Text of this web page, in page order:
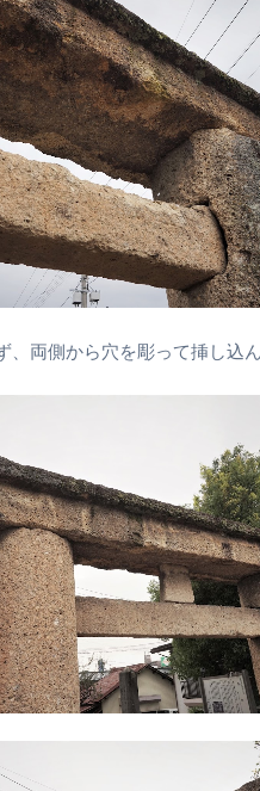
、両側から穴を彫って挿し込ん